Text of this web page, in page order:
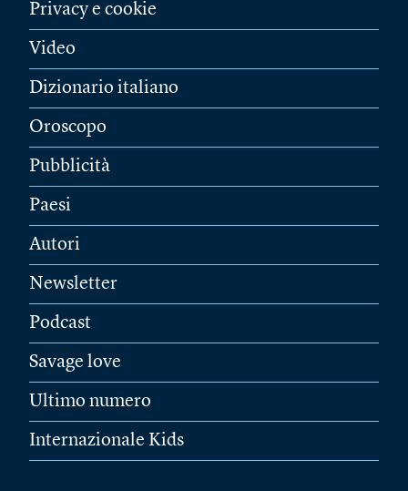
Privacy e cookie
Video
Dizionario italiano
Oroscopo
Pubblicità
Paesi
Autori
Newsletter
Podcast
Savage love
Ultimo numero
Internazionale Kids